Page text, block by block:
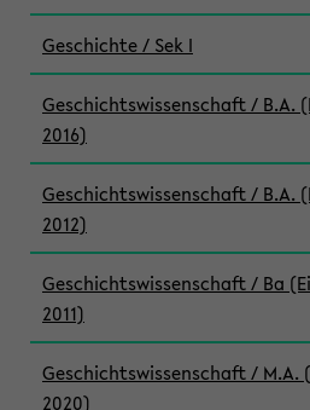
Geschichte / Sek I
Geschichtswissenschaft / B.A.
2016)
Geschichtswissenschaft / B.A.
2012)
Geschichtswissenschaft / Ba
2011)
Geschichtswissenschaft / M.A.
2020)